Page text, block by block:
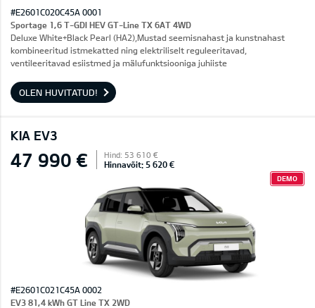
#E2601C020C45A 0001
Sportage 1,6 T-GDI HEV GT-Line TX 6AT 4WD
Deluxe White+Black Pearl (HA2),Mustad seemisnahast ja kunstnahast
kombineeritud istmekatted ning elektriliselt reguleeritavad,
ventileeritavad esiistmed ja mälufunktsiooniga juhiiste
OLEN HUVITATUD!
KIA EV3
47 990 € Hind: 53 610 €
Hinnavõit: 5 620 €
DEMO
#E2601C021C45A 0002
EV3 81,4 kWh GT Line TX 2WD